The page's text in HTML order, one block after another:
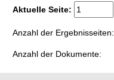
Aktuelle Seite:
Anzahl der Ergebnisseiten:
Anzahl der Dokumente: